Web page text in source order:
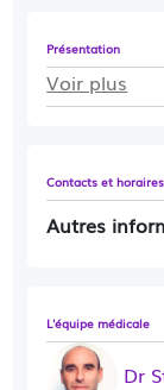
Présentation
Voir plus
Contacts et horaires
Autres
L'équipe médicale
Dr